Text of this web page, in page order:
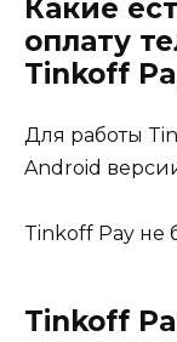
Какие
оплату
Tinkoff
Для работы
Android
Tinkoff Pay не
Tinkoff